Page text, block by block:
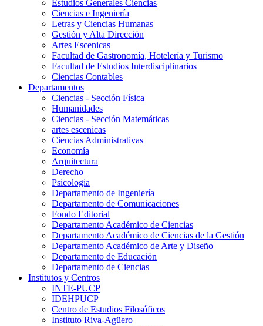
Estudios Generales Ciencias
Ciencias e Ingeniería
Letras y Ciencias Humanas
Gestión y Alta Dirección
Artes Escenicas
Facultad de Gastronomía, Hotelería y Turismo
Facultad de Estudios Interdisciplinarios
Ciencias Contables
Departamentos
Ciencias - Sección Física
Humanidades
Ciencias - Sección Matemáticas
artes escenicas
Ciencias Administrativas
Economía
Arquitectura
Derecho
Psicologia
Departamento de Ingeniería
Departamento de Comunicaciones
Fondo Editorial
Departamento Académico de Ciencias
Departamento Académico de Ciencias de la Gestión
Departamento Académico de Arte y Diseño
Departamento de Educación
Departamento de Ciencias
Institutos y Centros
INTE-PUCP
IDEHPUCP
Centro de Estudios Filosóficos
Instituto Riva-Agüero